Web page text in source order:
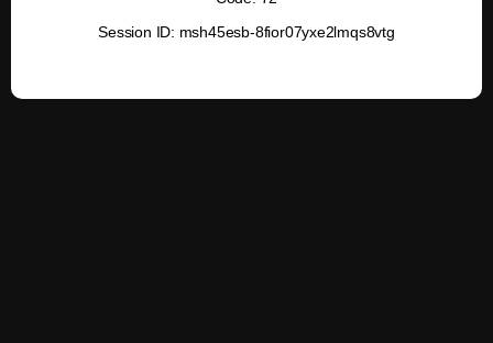
Session ID: msh45esb-8fior07yxe2lmqs8vtg